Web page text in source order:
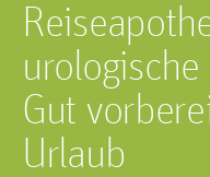
Gut
Urlaub